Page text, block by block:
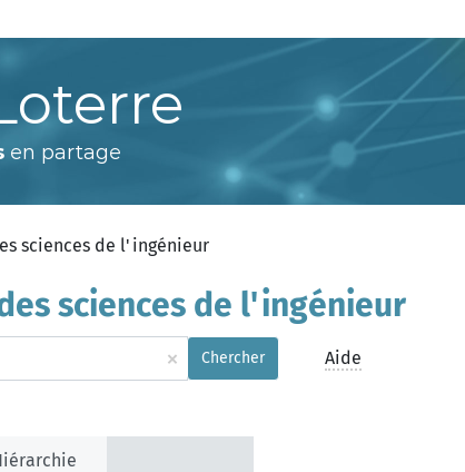
en partage
sciences de l'ingénieur
sciences de l'ingénieur
× Chercher Aide